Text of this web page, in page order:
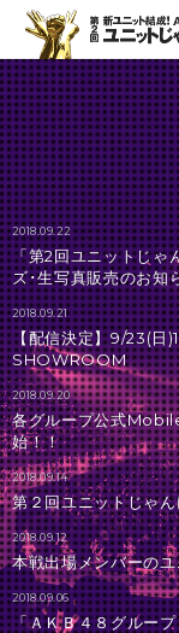
2018.09.22
「第2回ユニットじゃ
ズ･生写真販売のお知
2018.09.21
【配信決定】9/23(日
SHOWROOM
2018.09.20
各グループ公式
始！！
2018.09.14
第２回ユニットじゃ
2018.09.12
本戦出場メンバーの
2018.09.06
「ＡＫＢ４８グルー